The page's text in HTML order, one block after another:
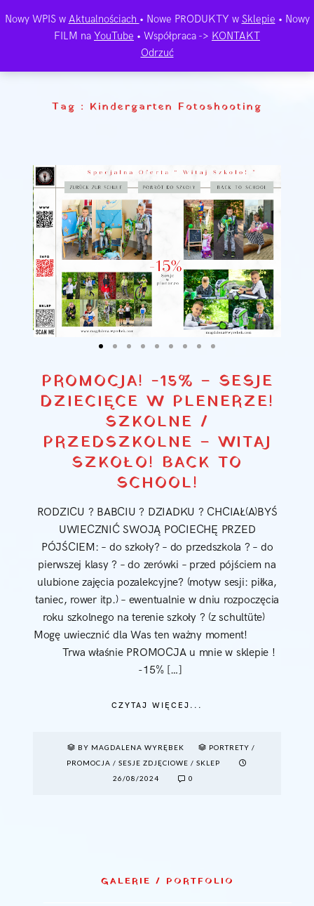
Tag : Kindergarten Fotoshooting
PROMOCJA! -15% – SESJE
DZIECIĘCE W PLENERZE!
SZKOLNE /
PRZEDSZKOLNE – WITAJ
SZKOŁO! BACK TO
SCHOOL!
RODZICU ? BABCIU ? DZIADKU ? CHCIAŁ(A)BYŚ
UWIECZNIĆ SWOJĄ POCIECHĘ PRZED
PÓJŚCIEM: – do szkoły? – do przedszkola ? – do
pierwszej klasy ? – do zerówki – przed pójściem na
ulubione zajęcia pozalekcyjne? (motyw sesji: piłka,
taniec, rower itp.) – ewentualnie w dniu rozpoczęcia
roku szkolnego na terenie szkoły ? (z schultüte)
Mogę uwiecznić dla Was ten ważny moment!
Trwa właśnie PROMOCJA u mnie w sklepie !
-15% […]
CZYTAJ WIĘCEJ...
BY MAGDALENA WYRĘBEK PORTRETY /
PROMOCJA / SESJE ZDJĘCIOWE / SKLEP
26/08/2024
0
GALERIE / PORTFOLIO
Nowy WPIS w Aktualnościach • Nowe PRODUKTY w Sklepie • Nowy
FILM na YouTube • Współpraca -> KONTAKT
Odrzuć